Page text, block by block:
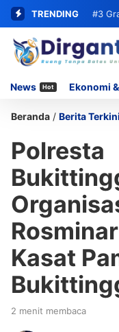
TRENDING #2
#3
News Hot Ekonomi
Beranda / Berita Terkini
Polresta
Kasat
2 menit membaca